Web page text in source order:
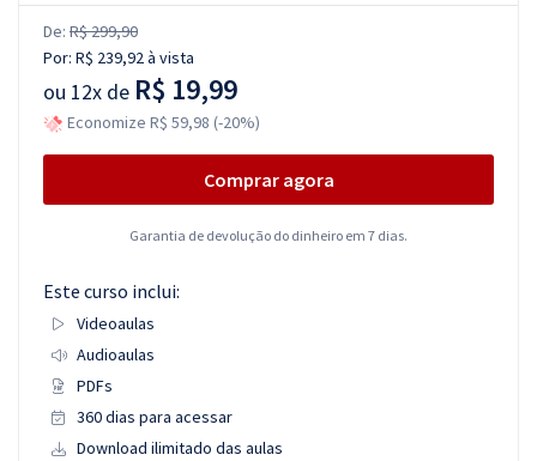
De: R$ 299,90
Por: R$ 239,92à vista
ou 12x de R$ 19,99
Economize R$ 59,98 (-20%)
Comprar agora
Garantia de devolução do dinheiro em 7 dias.
Este curso inclui:
Videoaulas
Audioaulas
PDFs
360 dias para acessar
Download ilimitado das aulas